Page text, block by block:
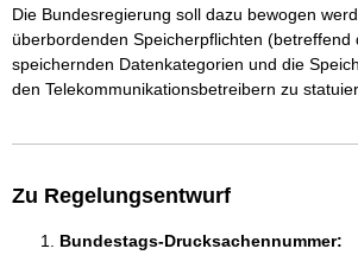
Die Bundesregierung soll dazu bewogen
überbordenden Speicherpflichten (betreffend
speichernden Datenkategorien und die
den Telekommunikationsbetreibern zu
Zu Regelungsentwurf
Bundestags-Drucksachennummer: